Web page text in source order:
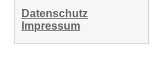
Datenschutz
Impressum